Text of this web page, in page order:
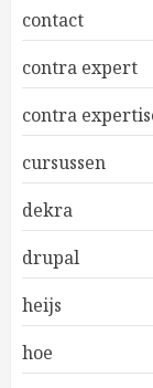
contact
contra expert
contra
cursussen
dekra
drupal
heijs
hoe